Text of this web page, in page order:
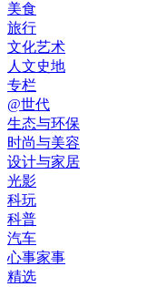
美食
旅行
文化艺术
人文史地
专栏
@世代
生态与环保
时尚与美容
设计与家居
光影
科玩
科普
汽车
心事家事
精选